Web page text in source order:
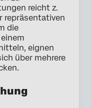
reicht z.
repräsentativen
die
eignen
über mehrere